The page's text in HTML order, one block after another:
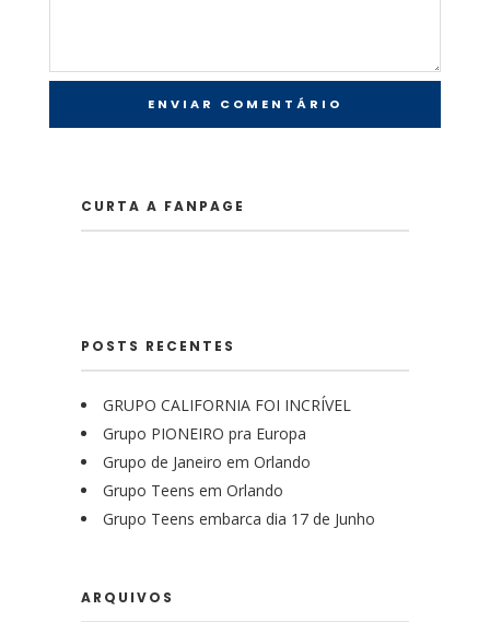
ENVIAR COMENTÁRIO
CURTA A FANPAGE
POSTS RECENTES
GRUPO CALIFORNIA FOI INCRÍVEL
Grupo PIONEIRO pra Europa
Grupo de Janeiro em Orlando
Grupo Teens em Orlando
Grupo Teens embarca dia 17 de Junho
ARQUIVOS